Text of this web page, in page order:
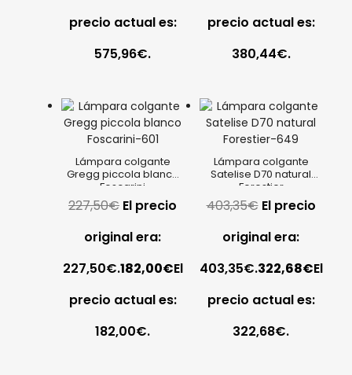
precio actual es:
575,96€.
precio actual es:
380,44€.
Lámpara colgante
Gregg piccola blanco
Foscarini
227,50€ El precio
original era:
227,50€.182,00€El
precio actual es:
182,00€.
Lámpara colgante
Satelise D70 natural
Forestier
403,35€ El precio
original era:
403,35€.322,68€El
precio actual es:
322,68€.